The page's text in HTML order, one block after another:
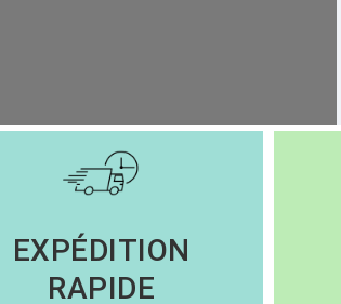
EXPÉDITION
RAPIDE